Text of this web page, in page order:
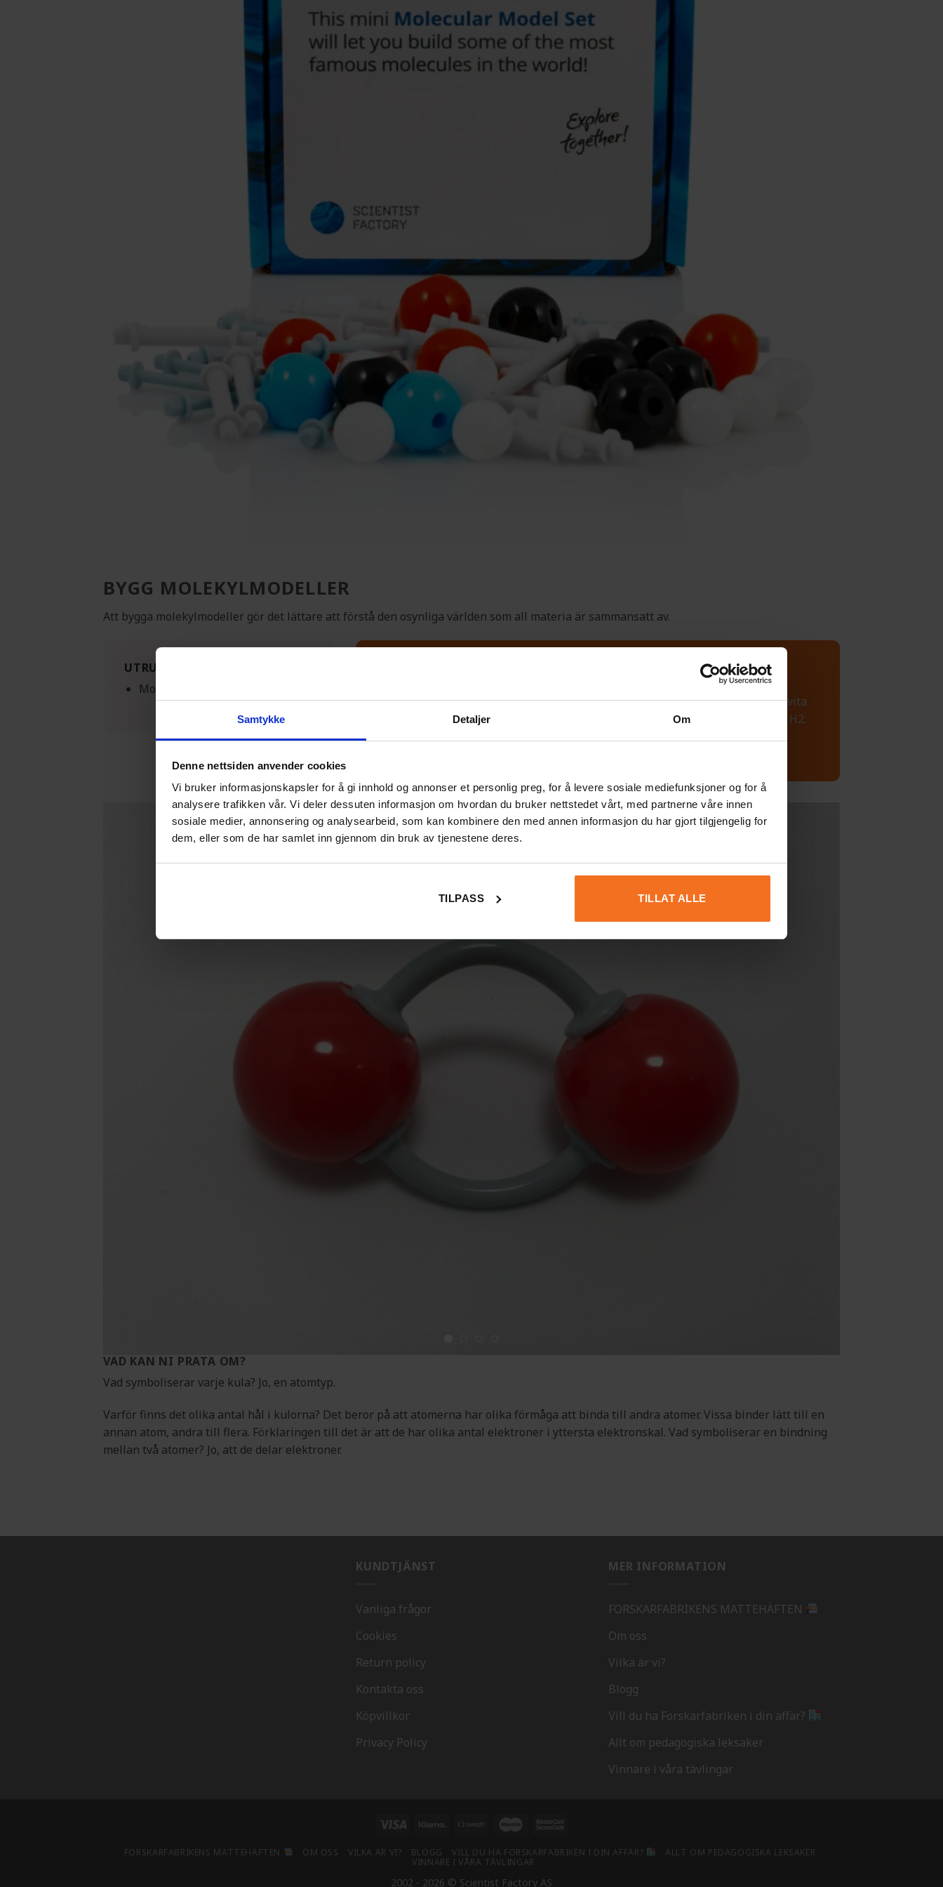
Samtykke Detaljer Om
Denne nettsiden anvender cookies
Vi bruker informasjonskapsler for å gi innhold og annonser et personlig preg, for å levere sosiale mediefunksjoner og for å
analysere trafikken vår. Vi deler dessuten informasjon om hvordan du bruker nettstedet vårt, med partnerne våre innen
sosiale medier, annonsering og analysearbeid, som kan kombinere den med annen informasjon du har gjort tilgjengelig for
dem, eller som de har samlet inn gjennom din bruk av tjenestene deres.
TILPASS TILLAT ALLE
BYGG MOLEKYLMODELLER
Att bygga molekylmodeller gör det lättare att förstå den osynliga världen som all materia är sammansatt av.
UTRUSTNING
Molekylbyggset
I molekylbyggesatsen är blå kulor kväve, röda kulor syre, svarta kulor kol och vita
kulor väte. Titta på bilderna nedan på molekylmodellerna för N2, O2, CO2 och H2.
VAD KAN NI PRATA OM?
Vad symboliserar varje kula? Jo, en atomtyp.
Varför finns det olika antal hål i kulorna? Det beror på att atomerna har olika förmåga att binda till andra atomer. Vissa binder lätt till en
annan atom, andra till flera. Förklaringen till det är att de har olika antal elektroner i yttersta elektronskal. Vad symboliserar en bindning
mellan två atomer? Jo, att de delar elektroner.
KUNDTJÄNST
Vanliga frågor
Cookies
Return policy
Kontakta oss
Köpvillkor
Privacy Policy
MER INFORMATION
FORSKARFABRIKENS MATTEHÄFTEN
Om oss
Vilka är vi?
Blogg
Vill du ha Forskarfabriken i din affär?
Allt om pedagogiska leksaker
Vinnare i våra tävlingar
Visa Klarna
Swish
Maestro
FORSKARFABRIKENS MATTEHÄFTEN OM OSS VILKA ÄR VI? BLOGG VILL DU HA FORSKARFABRIKEN I DIN AFFÄR?
ALLT OM PEDAGOGISKA LEKSAKER
VINNARE I VÅRA TÄVLINGAR
2002 - 2026 © Scientist Factory AS